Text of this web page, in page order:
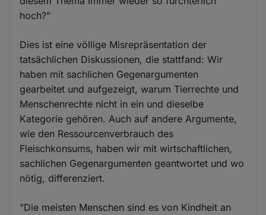
hoch?"
Dies ist eine völlige Misrepräsentation der
tatsächlichen Diskussionen, die stattfand: Wir
haben mit sachlichen Gegenargumenten
gearbeitet und aufgezeigt, warum Tierrechte und
Menschenrechte nicht in ein und dieselbe
Kategorie gehören. Auch auf andere Argumente,
wie den Ressourcenverbrauch des
Fleischkonsums, haben wir mit wirtschaftlichen,
sachlichen Gegenargumenten geantwortet und wo
nötig, differenziert.
"Die meisten Menschen sind es von Kindheit an